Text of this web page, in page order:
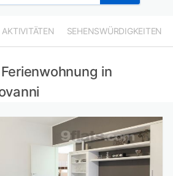
AKTIVITÄTEN SEHENSWÜRDIGKEITEN
in